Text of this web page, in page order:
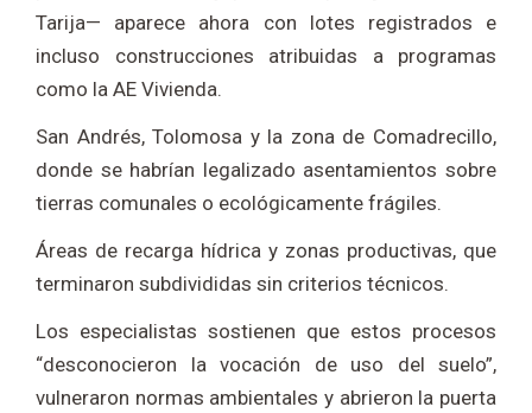
Tarija— aparece ahora con lotes registrados e
incluso construcciones atribuidas a programas
como la AE Vivienda.
San Andrés, Tolomosa y la zona de Comadrecillo,
donde se habrían legalizado asentamientos sobre
tierras comunales o ecológicamente frágiles.
Áreas de recarga hídrica y zonas productivas, que
terminaron subdivididas sin criterios técnicos.
Los especialistas sostienen que estos procesos
“desconocieron la vocación de uso del suelo”,
vulneraron normas ambientales y abrieron la puerta